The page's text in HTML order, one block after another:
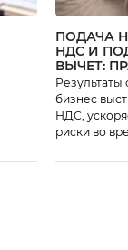
ПОДАЧА
НДС И
ВЫЧЕТ:
бизнес
НДС,
риски во